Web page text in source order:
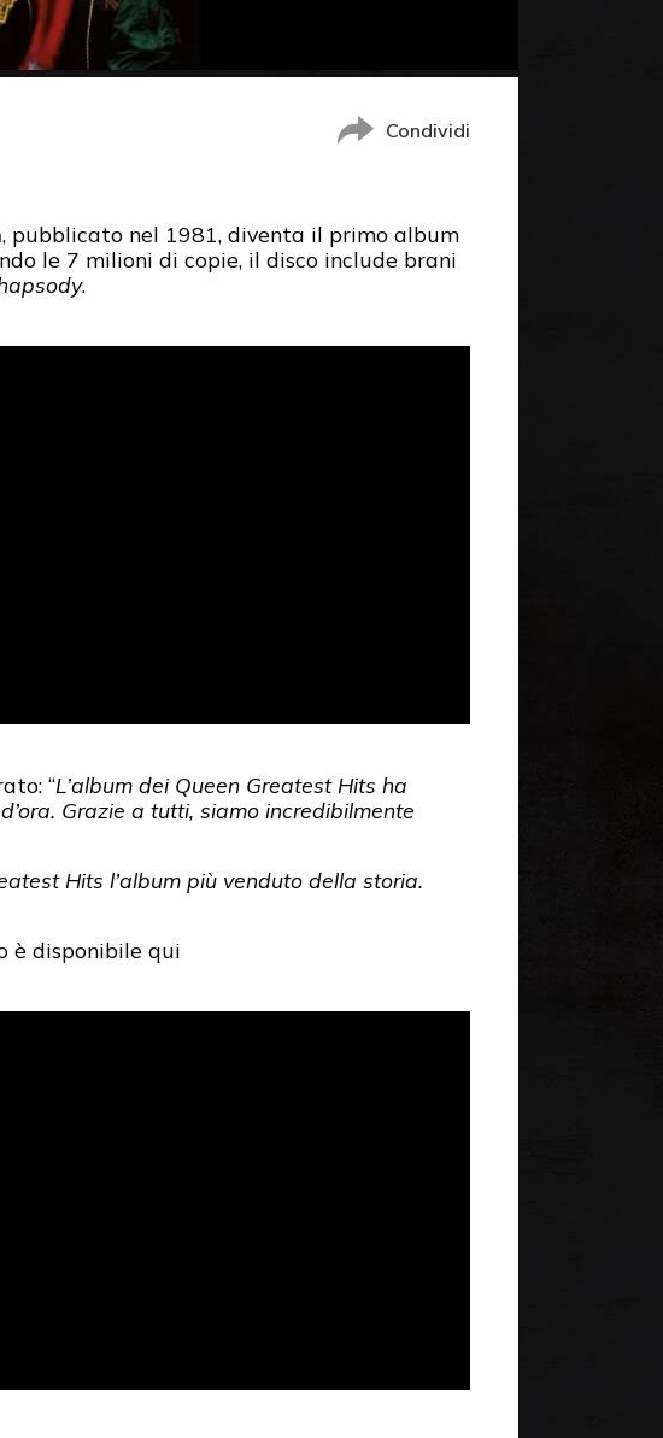
Condividi
, pubblicato nel 1981, diventa il primo album
le 7 milioni di copie, il disco include brani
.
“L’album dei Queen Greatest Hits ha
Grazie a tutti, siamo incredibilmente
Hits l’album più venduto della storia.
è disponibile qui